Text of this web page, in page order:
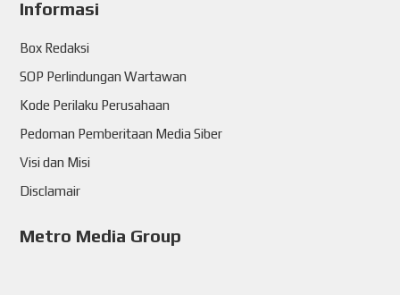
Informasi
Box Redaksi
SOP Perlindungan Wartawan
Kode Perilaku Perusahaan
Pedoman Pemberitaan Media Siber
Visi dan Misi
Disclamair
Metro Media Group